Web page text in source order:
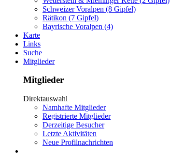
Schweizer Voralpen (8 Gipfel)
Rätikon (7 Gipfel)
Bayrische Voralpen (4)
Karte
Links
Suche
Mitglieder
Mitglieder
Direktauswahl
Namhafte Mitglieder
Registrierte Mitglieder
Derzeitige Besucher
Letzte Aktivitäten
Neue Profilnachrichten